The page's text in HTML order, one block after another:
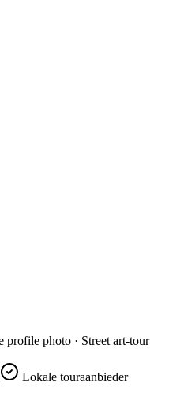
Lokale touraanbieder